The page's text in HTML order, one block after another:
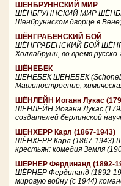
ШЁНБРУННСКИЙ МИР
ШЁНБРУННСКИЙ МИР
Шенбруннском дворце в
ШЁНГРАБЕНСКИЙ БОЙ
ШЁНГРАБЕНСКИЙ БОЙ
Холлабрунн, во время
ШЁНЕБЕК
ШЁНЕБЕК ШЁНЕБЕК
Машиностроение,
ШЁНЛЕЙН Иоганн Лукас
ШЁНЛЕЙН Иоганн Лукас
создателей берлинской
ШЁНХЕРР Карл (1867-1943)
ШЁНХЕРР Карл (1867-1943)
крестьян: комедия Земля
ШЁРНЕР Фердинанд (1892-
ШЁРНЕР Фердинанд (1892-
мировую войну (с 1944)